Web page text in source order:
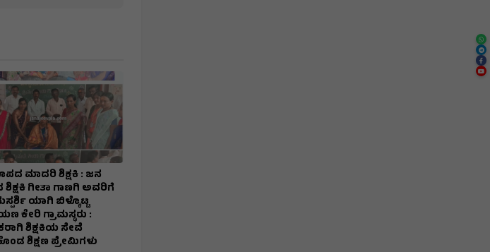
ಮಾದರಿ ಶಿಕ್ಷಕಿ : ಜನ
ಗೀತಾ ಗಾಣಗಿ ಅವರಿಗೆ
ಯಾಗಿ ಬಿಳ್ಕೊಟ್ಟ
ಕೇರಿ ಗ್ರಾಮಸ್ಥರು :
ಶಿಕ್ಷಕಿಯ ಸೇವೆ
ಶಿಕ್ಷಣ ಪ್ರೇಮಿಗಳು